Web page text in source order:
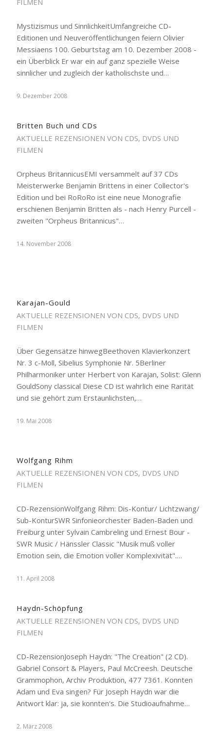
FILMEN
Mystizismus und SinnlichkeitUmfangreiche CD-
Editionen und Neuveröffentlichungen feiern Olivier
Messiaens 100. Geburtstag am 10. Dezember 2008 -
ein Überblick Er war ein auf ganz spezielle Weise
sinnlicher und zugleich der katholischste und…
9. Dezember 2008
Britten Buch und CDs
AKTUELLE REZENSIONEN VON CDS, DVDS UND
FILMEN
Orpheus BritannicusEMI versammelt auf 37 CDs
Meisterwerke Benjamin Brittens in einer Collector's
Edition und bei RoRoRo ist eine neue Monografie
erschienen Benjamin Britten als - nach Henry Purcell -
zweiten "Orpheus Britannicus"…
14. November 2008
Karajan-Gould
AKTUELLE REZENSIONEN VON CDS, DVDS UND
FILMEN
Über Gegensätze hinwegBeethoven Klavierkonzert
Nr. 3 c-Moll, Sibelius Symphonie Nr. 5Berliner
Philharmoniker unter Herbert von Karajan, Solist: Glenn
GouldSony classical Diese CD ist wahrlich eine Rarität
und sie gehört zum Erstaunlichsten,…
19. Mai 2008
Wolfgang Rihm
AKTUELLE REZENSIONEN VON CDS, DVDS UND
FILMEN
CD-RezensionWolfgang Rihm: Dis-Kontur/ Lichtzwang/
Sub-KonturSWR Sinfonieorchester Baden-Baden und
Freiburg unter Sylvain Cambreling und Ernest Bour -
SWR Music / Hänssler Classic "Musik muß voller
Emotion sein, die Emotion voller Komplexivität".…
11. April 2008
Haydn-Schöpfung
AKTUELLE REZENSIONEN VON CDS, DVDS UND
FILMEN
CD-RezensionJoseph Haydn: "The Creation" (2 CD).
Gabriel Consort & Players, Paul McCreesh. Deutsche
Grammophon, Archiv Produktion, 477 7361. Konnten
Adam und Eva singen? Für Joseph Haydn war die
Antwort klar: ja, sie konnten's. Die Studioaufnahme…
2. März 2008